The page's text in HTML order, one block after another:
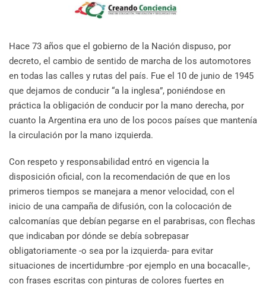
Hace 73 años que el gobierno de la Nación dispuso, por
decreto, el cambio de sentido de marcha de los automotores
en todas las calles y rutas del país. Fue el 10 de junio de 1945
que dejamos de conducir “a la inglesa”, poniéndose en
práctica la obligación de conducir por la mano derecha, por
cuanto la Argentina era uno de los pocos países que mantenía
la circulación por la mano izquierda.
Con respeto y responsabilidad entró en vigencia la
disposición oficial, con la recomendación de que en los
primeros tiempos se manejara a menor velocidad, con el
inicio de una campaña de difusión, con la colocación de
calcomanías que debían pegarse en el parabrisas, con flechas
que indicaban por dónde se debía sobrepasar
obligatoriamente -o sea por la izquierda- para evitar
situaciones de incertidumbre -por ejemplo en una bocacalle-,
con frases escritas con pinturas de colores fuertes en